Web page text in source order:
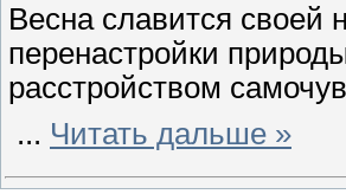
Весна славится своей
перенастройки
расстройством
... Читать дальше »